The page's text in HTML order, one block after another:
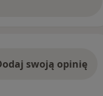
swoją opinię